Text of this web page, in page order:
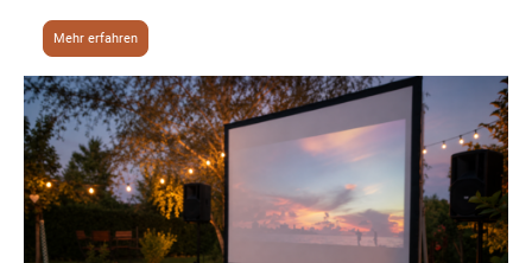
Mehr erfahren